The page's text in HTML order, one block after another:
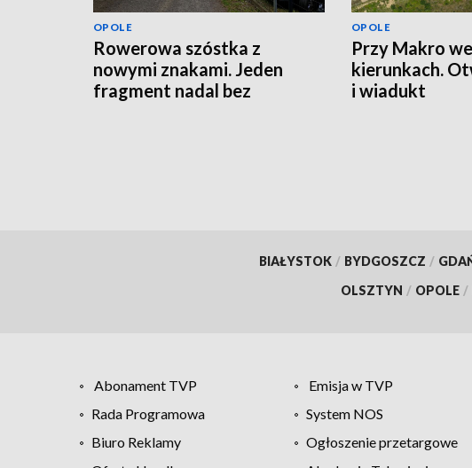
OPOLE
Rowerowa szóstka z
nowymi znakami. Jeden
fragment nadal bez
OPOLE
Przy Makro
kierunkach.
i wiadukt
BIAŁYSTOK / BYDGOSZCZ /
OLSZTYN / OPOLE /
Abonament TVP Emisja w TVP
Rada Programowa
System NOS
Biuro Reklamy
Ogłoszenie przetargowe